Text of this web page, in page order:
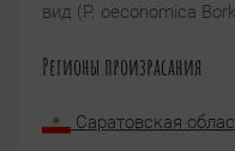
вид (Р. oeconomica
Регионы произрасания
Саратовская